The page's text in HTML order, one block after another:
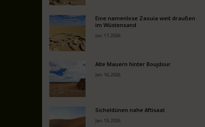
Eine namenlose Zaouia weit draußen
im Wüstensand
Jan. 17, 2026
Alte Mauern hinter Boujdour
Jan. 16, 2026
Sicheldünen nahe Aftisaat
Jan. 15, 2026